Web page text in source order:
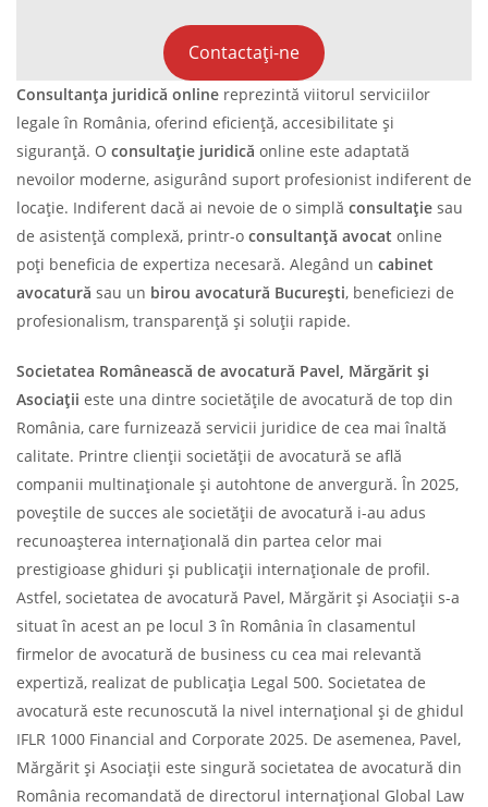
Contactați-ne
Consultanța juridică online reprezintă viitorul serviciilor
legale în România, oferind eficiență, accesibilitate și
siguranță. O consultație juridică online este adaptată
nevoilor moderne, asigurând suport profesionist indiferent de
locație. Indiferent dacă ai nevoie de o simplă consultație sau
de asistență complexă, printr-o consultanță avocat online
poți beneficia de expertiza necesară. Alegând un cabinet
avocatură sau un birou avocatură București, beneficiezi de
profesionalism, transparență și soluții rapide.
Societatea Românească de avocatură Pavel, Mărgărit și
Asociații este una dintre societățile de avocatură de top din
România, care furnizează servicii juridice de cea mai înaltă
calitate. Printre clienții societății de avocatură se află
companii multinaționale și autohtone de anvergură. În 2025,
poveștile de succes ale societății de avocatură i-au adus
recunoașterea internațională din partea celor mai
prestigioase ghiduri și publicații internaționale de profil.
Astfel, societatea de avocatură Pavel, Mărgărit și Asociații s-a
situat în acest an pe locul 3 în România în clasamentul
firmelor de avocatură de business cu cea mai relevantă
expertiză, realizat de publicația Legal 500. Societatea de
avocatură este recunoscută la nivel internațional și de ghidul
IFLR 1000 Financial and Corporate 2025. De asemenea, Pavel,
Mărgărit și Asociații este singură societatea de avocatură din
România recomandată de directorul internațional Global Law